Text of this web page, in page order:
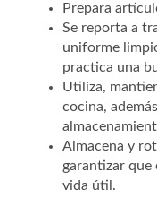
Prepara
Se reporta a
uniforme
practica una
Utiliza,
cocina,
Almacena y
garantizar que
vida útil.